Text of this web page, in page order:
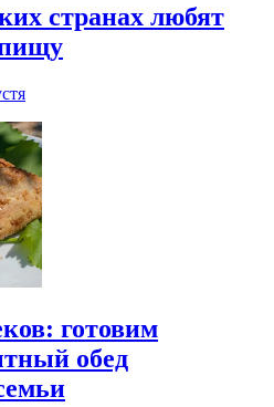
странах любят
готовим
обед